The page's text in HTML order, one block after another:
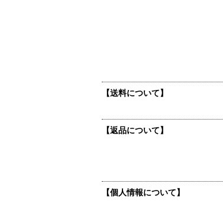
【送料について】
【返品について】
【個人情報について】